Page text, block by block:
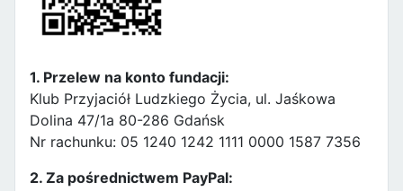
1. Przelew na konto fundacji:
Klub Przyjaciół Ludzkiego Życia, ul. Jaśkowa
Dolina 47/1a 80-286 Gdańsk
Nr rachunku: 05 1240 1242 1111 0000 1587 7356
2. Za pośrednictwem PayPal: